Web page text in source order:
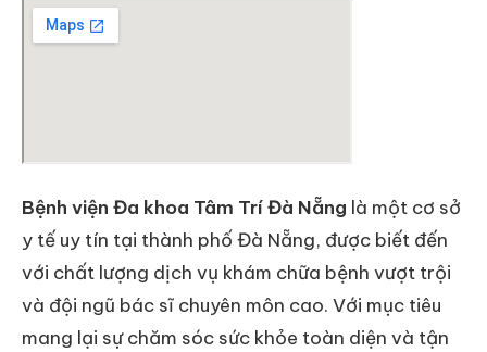
Bệnh viện Đa khoa Tâm Trí Đà Nẵng là một cơ sở
y tế uy tín tại thành phố Đà Nẵng, được biết đến
với chất lượng dịch vụ khám chữa bệnh vượt trội
và đội ngũ bác sĩ chuyên môn cao. Với mục tiêu
mang lại sự chăm sóc sức khỏe toàn diện và tận